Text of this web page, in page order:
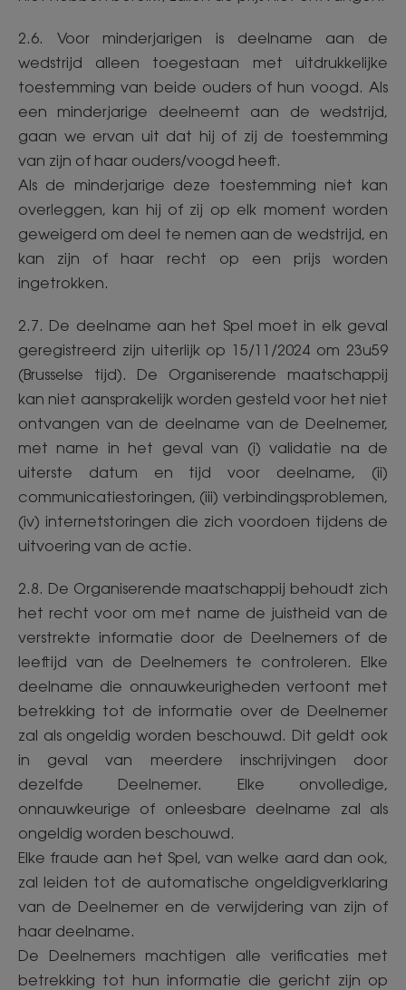
2.6. Voor minderjarigen is deelname aan de
wedstrijd alleen toegestaan met uitdrukkelijke
toestemming van beide ouders of hun voogd. Als
een minderjarige deelneemt aan de wedstrijd,
gaan we ervan uit dat hij of zij de toestemming
van zijn of haar ouders/voogd heeft.
Als de minderjarige deze toestemming niet kan
overleggen, kan hij of zij op elk moment worden
geweigerd om deel te nemen aan de wedstrijd, en
kan zijn of haar recht op een prijs worden
ingetrokken.
2.7. De deelname aan het Spel moet in elk geval
geregistreerd zijn uiterlijk op 15/11/2024 om 23u59
(Brusselse tijd). De Organiserende maatschappij
kan niet aansprakelijk worden gesteld voor het niet
ontvangen van de deelname van de Deelnemer,
met name in het geval van (i) validatie na de
uiterste datum en tijd voor deelname, (ii)
communicatiestoringen, (iii) verbindingsproblemen,
(iv) internetstoringen die zich voordoen tijdens de
uitvoering van de actie.
2.8. De Organiserende maatschappij behoudt zich
het recht voor om met name de juistheid van de
verstrekte informatie door de Deelnemers of de
leeftijd van de Deelnemers te controleren. Elke
deelname die onnauwkeurigheden vertoont met
betrekking tot de informatie over de Deelnemer
zal als ongeldig worden beschouwd. Dit geldt ook
in geval van meerdere inschrijvingen door
dezelfde Deelnemer. Elke onvolledige,
onnauwkeurige of onleesbare deelname zal als
ongeldig worden beschouwd.
Elke fraude aan het Spel, van welke aard dan ook,
zal leiden tot de automatische ongeldigverklaring
van de Deelnemer en de verwijdering van zijn of
haar deelname.
De Deelnemers machtigen alle verificaties met
betrekking tot hun informatie die gericht zijn op